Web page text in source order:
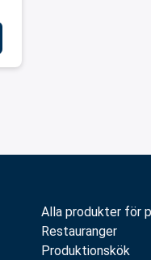
Alla produkter för
Restauranger
Produktionskök